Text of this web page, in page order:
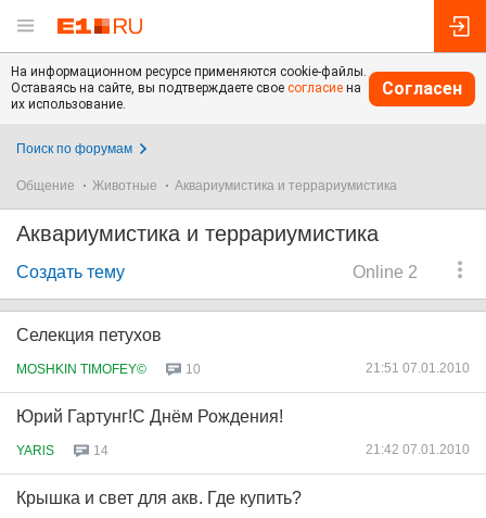
На информационном ресурсе применяются cookie-файлы.
Оставаясь на сайте, вы подтверждаете свое согласие на
их использование.
Согласен
Поиск по форумам
Общение Животные Аквариумистика и террариумистика
Аквариумистика и террариумистика
Online 2
Создать тему
Селекция петухов
MOSHKIN TIMOFEY© 10 21:51 07.01.2010
Юрий Гартунг!С Днём Рождения!
YARlS 14 21:42 07.01.2010
Крышка и свет для акв. Где купить?